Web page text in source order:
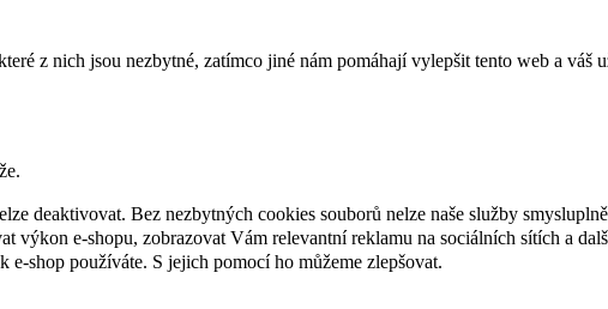
z nich jsou nezbytné, zatímco jiné nám pomáhají vylepšit tento web a váš
deaktivovat. Bez nezbytných cookies souborů nelze naše služby
výkon e-shopu, zobrazovat Vám relevantní reklamu na sociálních sítích a
e-shop používáte. S jejich pomocí ho můžeme zlepšovat.